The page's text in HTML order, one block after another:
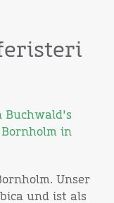
Buchwald's
in
Unser
und ist als